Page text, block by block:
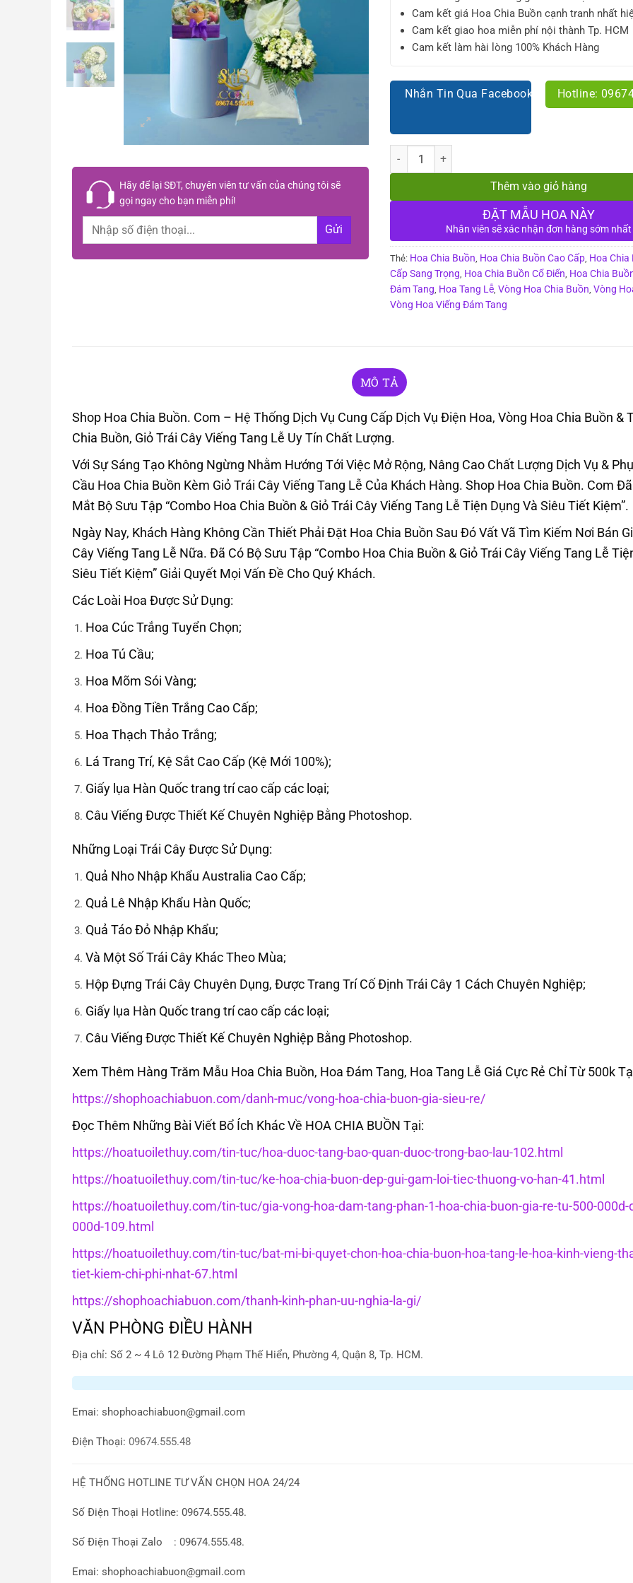
Hãy để lạiSĐT, chuyên viên tư vấn của chúng tôi sẽ
gọi ngay cho bạn miễn phí!
Cam kết giá Hoa Chia Buồn cạnh tranh nhất
Cam kết giao hoa miễn phí nội thành Tp. HCM
Cam kết làm hài lòng 100% Khách Hàng
Nhắn Tin Qua Facebook Hotline:
Số lượng
Thêm vào giỏ hàng
ĐẶT MẪU HOA NÀY
Nhân viên sẽ xác nhận đơn hàng sớm nhất
Thẻ: Hoa Chia Buồn, Hoa Chia Buồn Cao Cấp, Hoa Chia
Cấp Sang Trọng, Hoa Chia Buồn Cổ Điển, Hoa Chia
Đám Tang, Hoa Tang Lễ, Vòng Hoa Chia Buồn, Vòng
Vòng Hoa Viếng Đám Tang
MÔ TẢ
Shop Hoa Chia Buồn. Com – Hệ Thống Dịch Vụ Cung Cấp Dịch Vụ Điện Hoa, Vòng Hoa Chia Buồn &
Chia Buồn, Giỏ Trái Cây Viếng Tang Lễ Uy Tín Chất Lượng.
Với Sự Sáng Tạo Không Ngừng Nhằm Hướng Tới Việc Mở Rộng, Nâng Cao Chất Lượng Dịch Vụ &
Cầu Hoa Chia Buồn Kèm Giỏ Trái Cây Viếng Tang Lễ Của Khách Hàng. Shop Hoa Chia Buồn. Com
Mắt Bộ Sưu Tập “Combo Hoa Chia Buồn & Giỏ Trái Cây Viếng Tang Lễ Tiện Dụng Và Siêu Tiết Kiệm”.
Ngày Nay, Khách Hàng Không Cần Thiết Phải Đặt Hoa Chia Buồn Sau Đó Vất Vã Tìm Kiếm Nơi Bán
Cây Viếng Tang Lễ Nữa. Đã Có Bộ Sưu Tập “Combo Hoa Chia Buồn & Giỏ Trái Cây Viếng Tang Lễ
Siêu Tiết Kiệm” Giải Quyết Mọi Vấn Đề Cho Quý Khách.
Các Loài Hoa Được Sử Dụng:
Hoa Cúc Trắng Tuyển Chọn;
Hoa Tú Cầu;
Hoa Mõm Sói Vàng;
Hoa Đồng Tiền Trắng Cao Cấp;
Hoa Thạch Thảo Trắng;
Lá Trang Trí, Kệ Sắt Cao Cấp (Kệ Mới 100%);
Giấy lụa Hàn Quốc trang trí cao cấp các loại;
Câu Viếng Được Thiết Kế Chuyên Nghiệp Bằng Photoshop.
Những Loại Trái Cây Được Sử Dụng:
Quả Nho Nhập Khẩu Australia Cao Cấp;
Quả Lê Nhập Khẩu Hàn Quốc;
Quả Táo Đỏ Nhập Khẩu;
Và Một Số Trái Cây Khác Theo Mùa;
Hộp Đựng Trái Cây Chuyên Dụng, Được Trang Trí Cố Định Trái Cây 1 Cách Chuyên Nghiệp;
Giấy lụa Hàn Quốc trang trí cao cấp các loại;
Câu Viếng Được Thiết Kế Chuyên Nghiệp Bằng Photoshop.
Xem Thêm Hàng Trăm Mẫu Hoa Chia Buồn, Hoa Đám Tang, Hoa Tang Lễ Giá Cực Rẻ Chỉ Từ 500k
https://shophoachiabuon.com/danh-muc/vong-hoa-chia-buon-gia-sieu-re/
Đọc Thêm Những Bài Viết Bổ Ích Khác Về HOA CHIA BUỒN Tại:
https://hoatuoilethuy.com/tin-tuc/hoa-duoc-tang-bao-quan-duoc-trong-bao-lau-102.html
https://hoatuoilethuy.com/tin-tuc/ke-hoa-chia-buon-dep-gui-gam-loi-tiec-thuong-vo-han-41.html
https://hoatuoilethuy.com/tin-tuc/gia-vong-hoa-dam-tang-phan-1-hoa-chia-buon-gia-re-tu-500-000d-
000d-109.html
https://hoatuoilethuy.com/tin-tuc/bat-mi-bi-quyet-chon-hoa-chia-buon-hoa-tang-le-hoa-kinh-vieng-
tiet-kiem-chi-phi-nhat-67.html
https://shophoachiabuon.com/thanh-kinh-phan-uu-nghia-la-gi/
VĂN PHÒNG ĐIỀU HÀNH
Địa chỉ: Số 2 ~ 4 Lô 12 Đường Phạm Thế Hiển, Phường 4, Quận 8, Tp. HCM.
Emai: shophoachiabuon@gmail.com
Điện Thoại: 09674.555.48
HỆ THỐNG HOTLINE TƯ VẤN CHỌN HOA 24/24
Số Điện Thoại Hotline: 09674.555.48.
Số Điện Thoại Zalo : 09674.555.48.
Emai: shophoachiabuon@gmail.com